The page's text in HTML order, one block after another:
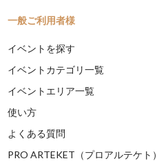
一般ご利用者様
イベントを探す
イベントカテゴリ一覧
イベントエリア一覧
使い方
よくある質問
PRO ARTEKET（プロアルテケト）